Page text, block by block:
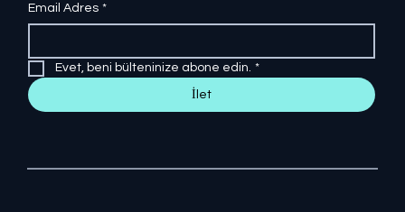
Email Adres *
Evet, beni bülteninize abone edin. *
İlet